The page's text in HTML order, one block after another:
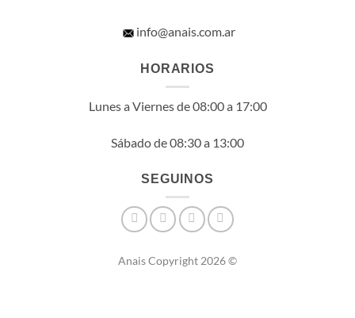
info@anais.com.ar
HORARIOS
Lunes a Viernes de 08:00 a 17:00
Sábado de 08:30 a 13:00
SEGUINOS
Anais Copyright 2026 ©